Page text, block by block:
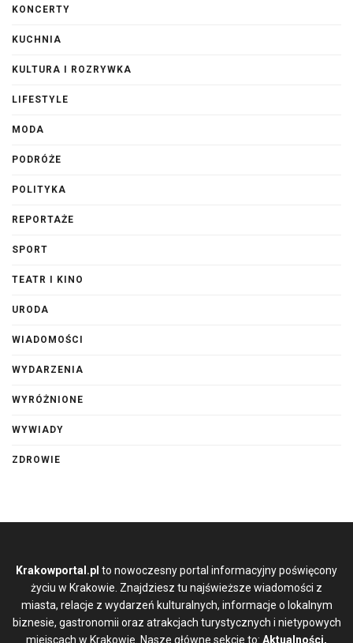
KONCERTY
KUCHNIA
KULTURA I ROZRYWKA
LIFESTYLE
MODA
PODRÓŻE
POLITYKA
REPORTAŻE
SPORT
TEATR I KINO
URODA
WIADOMOŚCI
WYDARZENIA
WYRÓŻNIONE
WYWIADY
ZDROWIE
Krakowportal.pl to nowoczesny portal informacyjny poświęcony
życiu w Krakowie. Znajdziesz tu najświeższe wiadomości z
miasta, relacje z wydarzeń kulturalnych, informacje o lokalnym
biznesie, gastronomii oraz atrakcjach turystycznych i nietypowych
miejscach w Krakowie. Nasze główne sekcje to: Aktualności,